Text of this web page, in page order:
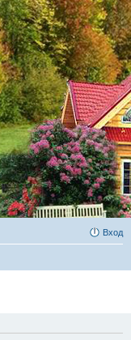
Вход